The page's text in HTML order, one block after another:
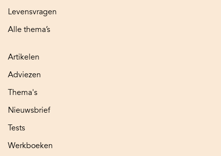
Levensvragen
Alle thema’s
Artikelen
Adviezen
Thema's
Nieuwsbrief
Tests
Werkboeken